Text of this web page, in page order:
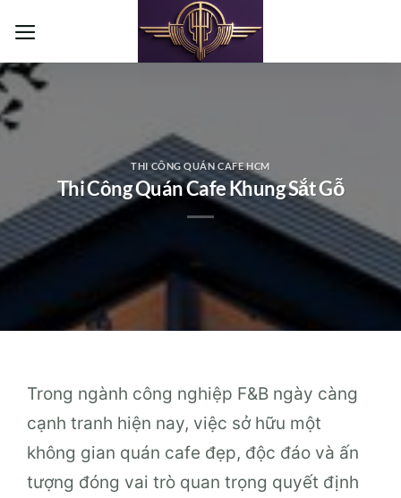
qua
dung
THI CÔNG QUÁN CAFE HCM
Thi Công Quán Cafe Khung Sắt Gỗ
Trong ngành công nghiệp F&B ngày càng
cạnh tranh hiện nay, việc sở hữu một
không gian quán cafe đẹp, độc đáo và ấn
tượng đóng vai trò quan trọng quyết định